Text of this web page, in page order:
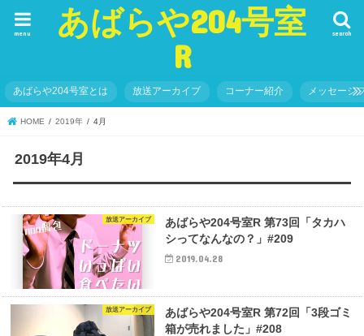
あばらや204号室
R
search
menu
あばらや204号室とは 放送アーカイブ コーナー紹介 メッセージ
HOME 2019年 4月
2019年4月
放送アーカイブ
あばらや204号室R 第73回「タカハ
シってなんなの？」#209
2019.04.28
放送アーカイブ
あばらや204号室R 第72回「3段ゴミ
箱が売れました」#208